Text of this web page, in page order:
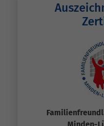
Minden-